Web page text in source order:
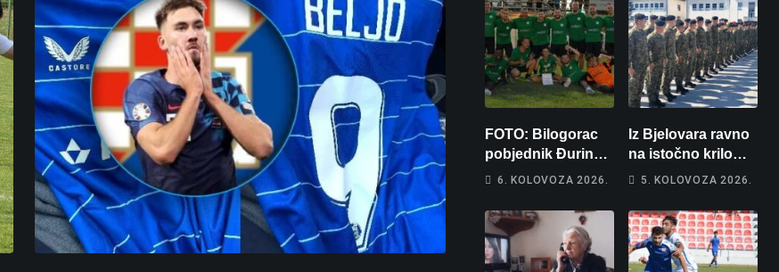
FOTO: Bilogorac
pobjednik Đurinog
memorijala
6. KOLOVOZA 2026.
Iz Bjelovara ravno
na istočno krilo
NATO-a: Evo kamo
vojnika i 6
vojnikinja
5. KOLOVOZA 2026.